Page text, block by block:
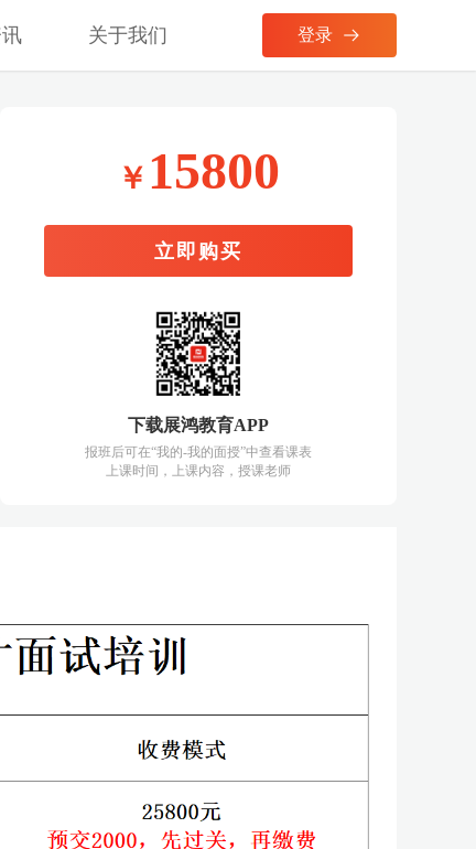
￥ 15800
立即购买
下载展鸿教育APP
报班后可在“我的-我的面授”中查看课表
上课时间，上课内容，授课老师
关于我们 登录